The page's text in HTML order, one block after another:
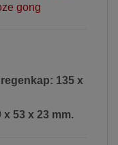
135 x
53 x 23 mm.